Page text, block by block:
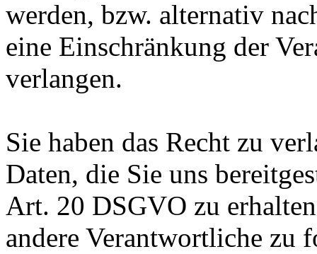
werden, bzw. alternativ
eine Einschränkung der
verlangen.
Sie haben das Recht zu
Daten, die Sie uns
Art. 20 DSGVO zu
andere Verantwortliche zu